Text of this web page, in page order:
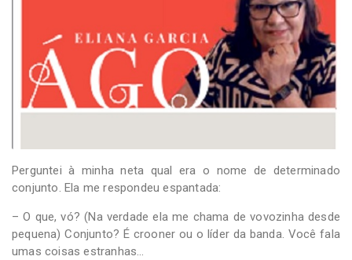
Hesea
Tecnologia
Sistemas
Perguntei à minha neta qual era o nome de determinado
conjunto. Ela me respondeu espantada:
– O que, vó? (Na verdade ela me chama de vovozinha desde
pequena) Conjunto? É crooner ou o líder da banda. Você fala
umas coisas estranhas…